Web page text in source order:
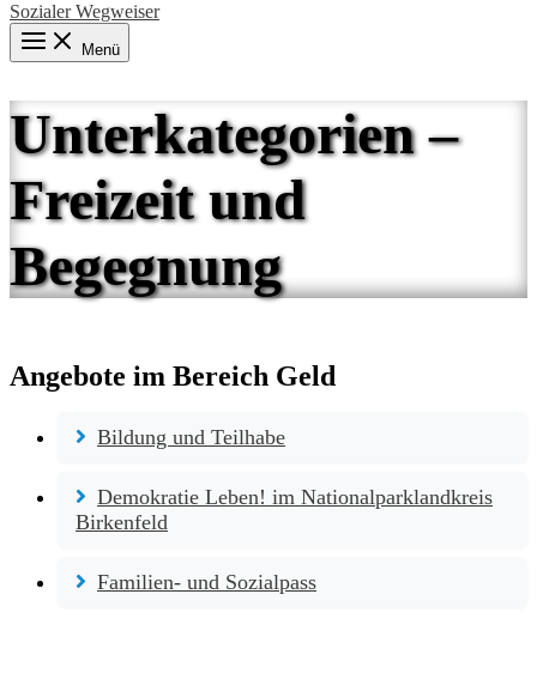
Sozialer Wegweiser
Menü
Unterkategorien –
Freizeit und
Begegnung
Angebote im Bereich Geld
Bildung und Teilhabe
Demokratie Leben! im Nationalparklandkreis
Birkenfeld
Familien- und Sozialpass